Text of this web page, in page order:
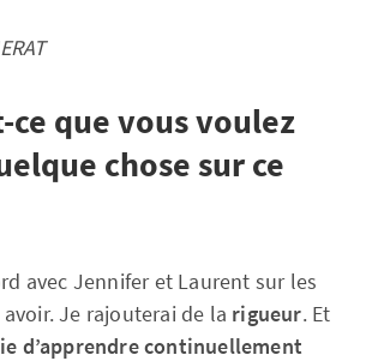
ce que vous voulez
chose sur ce
avec Jennifer et Laurent sur les
Je rajouterai de la rigueur. Et
d’apprendre continuellement